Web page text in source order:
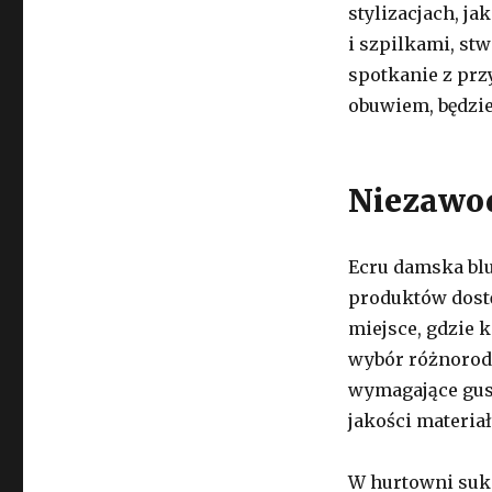
stylizacjach,
i szpilkami,
spotkanie z
obuwiem,
Ecru damska
produktów
miejsce, gdzie
wybór
wymagające
jakości
W hurtowni